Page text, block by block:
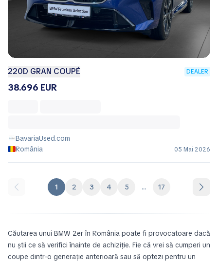
220D GRAN COUPÉ DEALER
38.696 EUR
BavariaUsed.com
România
05 Mai 2026
1 2 3 4 5 ... 17
Căutarea unui BMW 2er în România poate fi provocatoare dacă
nu știi ce să verifici înainte de achiziție. Fie că vrei să cumperi un
coupe dintr-o generație anterioară sau să optezi pentru un